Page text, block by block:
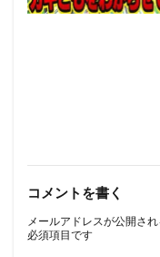
コメントを書く
メールアドレスが公開さ
必須項目です